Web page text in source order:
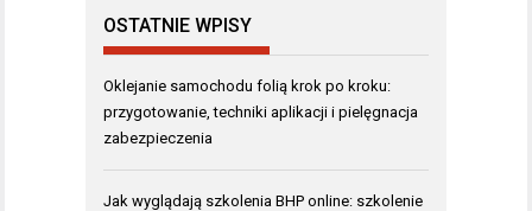
OSTATNIE WPISY
Oklejanie samochodu folią krok po kroku:
przygotowanie, techniki aplikacji i pielęgnacja
zabezpieczenia
Jak wyglądają szkolenia BHP online: szkolenie